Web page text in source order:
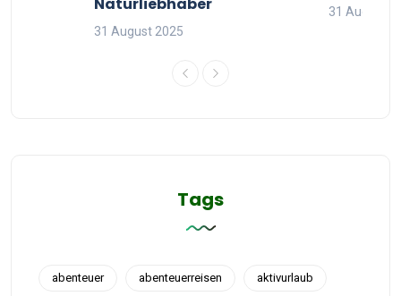
Naturliebhaber
31 August 2025
31 August
Tags
abenteuer abenteuerreisen aktivurlaub